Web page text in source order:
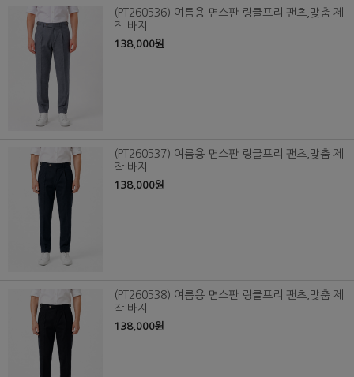
(PT260536) 여름용 면스판 링클프리 팬츠,맞춤 제
작 바지
138,000원
(PT260537) 여름용 면스판 링클프리 팬츠,맞춤 제
작 바지
138,000원
(PT260538) 여름용 면스판 링클프리 팬츠,맞춤 제
작 바지
138,000원